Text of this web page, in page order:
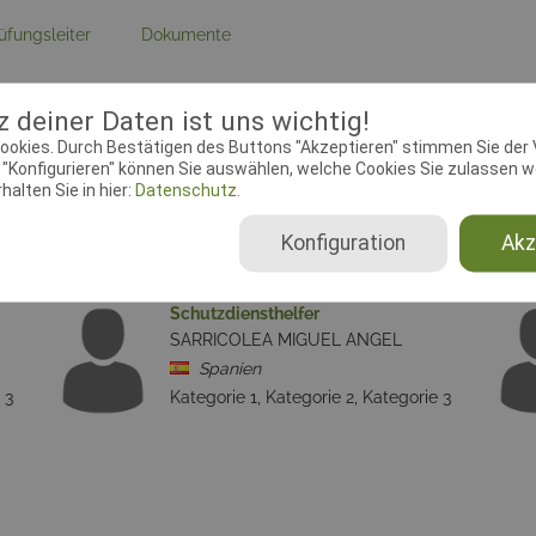
deiner Daten ist uns wichtig!
Durch Bestätigen des Buttons "Akzeptieren" stimmen Sie der
können Sie auswählen, welche Cookies Sie zulassen
Sie in hier: Datenschutz.
Konfiguration
Dokumente
Verein: CCBO Adresse:
Bistrita
3
Schutzdiensthelfer
SARRICOLEA MIGUEL ANGEL
Spanien
Kategorie 1, Kategorie 2, Kategorie 3